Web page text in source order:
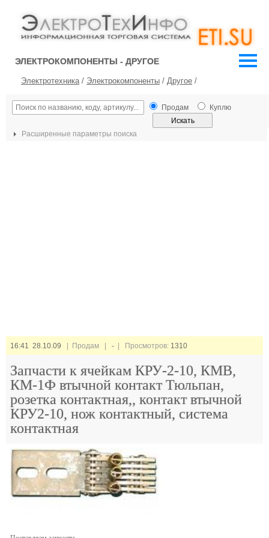
ЭЛЕКТРОКОМПОНЕНТЫ - ДРУГОЕ
Электротехника/ Электрокомпоненты / Другое /
Продам Куплю
Расширенные параметры поиска
16:41 28.10.09 | Продам | - | Просмотров: 1310
Запчасти к ячейкам КРУ-2-10, КМВ,
КМ-1Ф втычной контакт Тюльпан,
розетка контактная,, контакт втычной
КРУ2-10, нож контактный, система
контактная